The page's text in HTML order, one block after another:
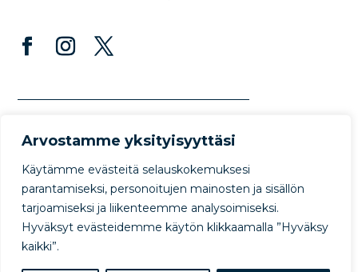
Arvostamme yksityisyyttäsi
Käytämme evästeitä selauskokemuksesi
parantamiseksi, personoitujen mainosten ja sisällön
tarjoamiseksi ja liikenteemme analysoimiseksi.
Hyväksyt evästeidemme käytön klikkaamalla ”Hyväksy
kaikki”.
© Copyright Protect Our Winters 2022
Privacy Policy